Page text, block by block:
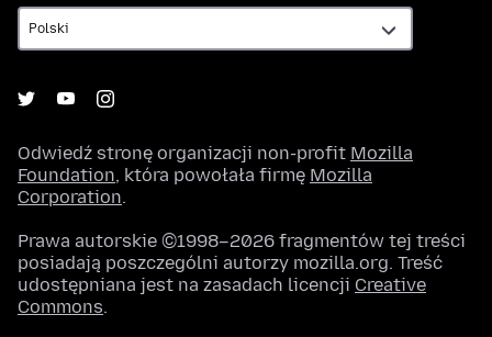
Odwiedź stronę organizacji non-profit Mozilla
Foundation, która powołała firmę Mozilla
Corporation.
Prawa autorskie ©1998–2026 fragmentów tej treści
posiadają poszczególni autorzy mozilla.org. Treść
udostępniana jest na zasadach licencji Creative
Commons.